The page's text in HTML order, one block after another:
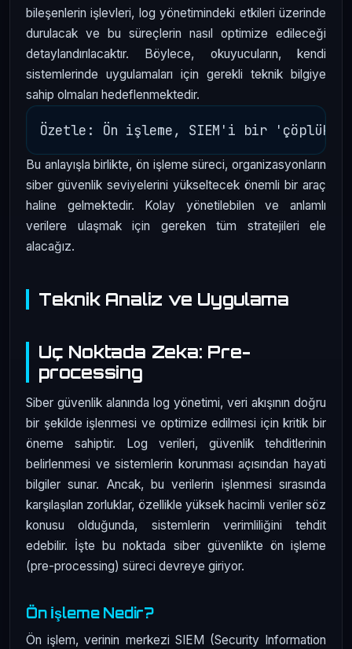
bileşenlerin işlevleri, log yönetimindeki etkileri üzerinde
durulacak ve bu süreçlerin nasıl optimize edileceği
detaylandırılacaktır. Böylece, okuyucuların, kendi
sistemlerinde uygulamaları için gerekli teknik bilgiye
sahip olmaları hedeflenmektedir.
Bu anlayışla birlikte, ön işleme süreci, organizasyonların
siber güvenlik seviyelerini yükseltecek önemli bir araç
haline gelmektedir. Kolay yönetilebilen ve anlamlı
verilere ulaşmak için gereken tüm stratejileri ele
alacağız.
Teknik Analiz ve Uygulama
Uç Noktada Zeka: Pre-
processing
Siber güvenlik alanında log yönetimi, veri akışının doğru
bir şekilde işlenmesi ve optimize edilmesi için kritik bir
öneme sahiptir. Log verileri, güvenlik tehditlerinin
belirlenmesi ve sistemlerin korunması açısından hayati
bilgiler sunar. Ancak, bu verilerin işlenmesi sırasında
karşılaşılan zorluklar, özellikle yüksek hacimli veriler söz
konusu olduğunda, sistemlerin verimliliğini tehdit
edebilir. İşte bu noktada siber güvenlikte ön işleme
(pre-processing) süreci devreye giriyor.
Ön İşleme Nedir?
Ön işlem, verinin merkezi SIEM (Security Information